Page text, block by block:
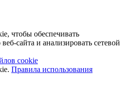
чтобы обеспечивать
сайта и анализировать сетевой
cookie
Правила использования